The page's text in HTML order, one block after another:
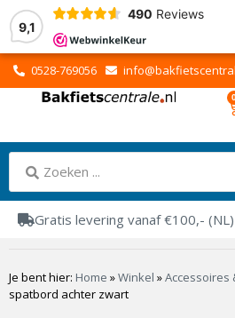
9,1
490 Reviews
0528-769056
Gratis levering vanaf €100,- (NL)
Je bent hier: Home »Winkel »Accessoires
spatbord achter zwart